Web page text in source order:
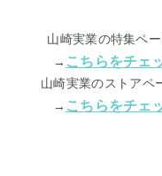
山崎実業の特集ペ
→ こちらをチェ
山崎実業のストアペ
→ こちらをチェ